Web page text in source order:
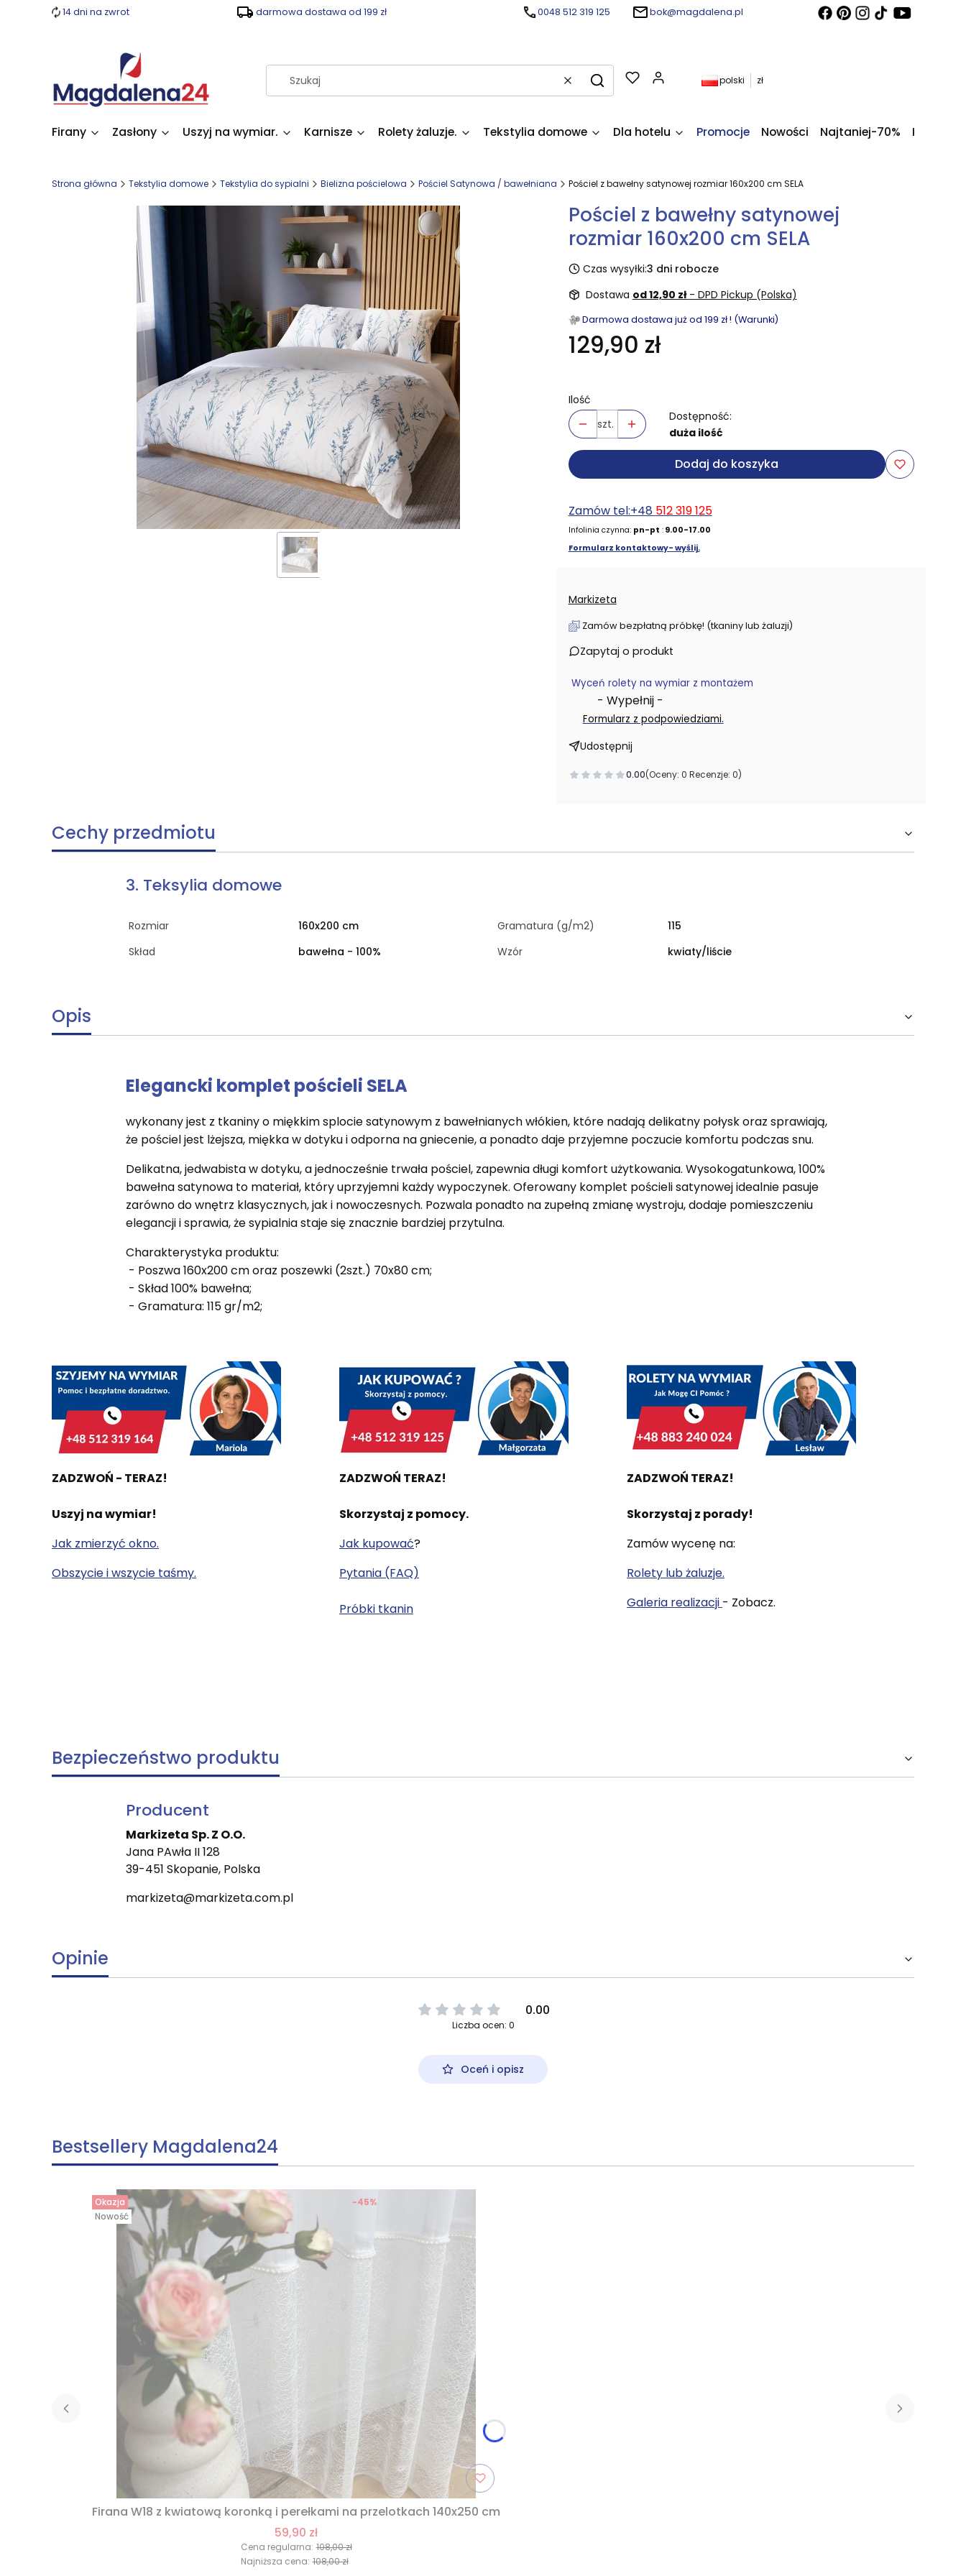
14 dni na zwrot darmowa dostawa od 199 zł 0048 512 319 125 bok@magdalena.pl
WyczyśćSzukaj
Produkty w koszyku: 0. Zobacz szczegóły
polski zł
Firany Zasłony Uszyj na wymiar. Karnisze Rolety żaluzje. Tekstylia domowe Dla hotelu Promocje Nowości Najtaniej-70% Kupony
Strona główna Tekstylia domowe Tekstylia do sypialni Bielizna pościelowa Pościel Satynowa / bawełniana Pościel z bawełny satynowej rozmiar 160x200 cm SELA
Pościel z bawełny satynowej
rozmiar 160x200 cm SELA
Czas wysyłki:3 dni robocze
Dostawa od 12,90 zł - DPD Pickup (Polska)
Darmowa dostawa już od 199 zł ! (Warunki)
129,90 zł
Ilość
szt.
Dostępność:
duża ilość
Dodaj do koszyka
Zamów tel:+48 512 319 125
Infolinia czynna: pn-pt :9.00-17.00
Formularz kontaktowy- wyślij.
Markizeta
Zamów bezpłatną próbkę! (tkaniny lub żaluzji)
Zapytaj o produkt
Wyceń rolety na wymiar z montażem
- Wypełnij -
Formularz z podpowiedziami.
Udostępnij
0.00(Oceny: 0 Recenzje: 0)
Cechy przedmiotu
3. Teksylia domowe
Rozmiar 160x200 cm Gramatura (g/m2)
115
Skład
bawełna - 100% Wzór kwiaty/liście
Opis
Elegancki komplet pościeli SELA
wykonany jest z tkaniny o miękkim splocie satynowym z bawełnianych włókien, które nadają delikatny połysk oraz sprawiają,
że pościel jest lżejsza, miękka w dotyku i odporna na gniecenie, a ponadto daje przyjemne poczucie komfortu podczas snu.
Delikatna, jedwabista w dotyku, a jednocześnie trwała pościel, zapewnia długi komfort użytkowania. Wysokogatunkowa, 100%
bawełna satynowa to materiał, który uprzyjemni każdy wypoczynek. Oferowany komplet pościeli satynowej idealnie pasuje
zarówno do wnętrz klasycznych, jak i nowoczesnych. Pozwala ponadto na zupełną zmianę wystroju, dodaje pomieszczeniu
elegancji i sprawia, że sypialnia staje się znacznie bardziej przytulna.
Charakterystyka produktu:
- Poszwa 160x200 cm oraz poszewki (2szt.) 70x80 cm;
- Skład 100% bawełna;
- Gramatura: 115 gr/m2;
ZADZWOŃ - TERAZ!
Uszyj na wymiar!
Jak zmierzyć okno.
Obszycie i wszycie taśmy.
ZADZWOŃ TERAZ!
Skorzystaj z pomocy.
Jak kupować?
Pytania (FAQ)
Próbki tkanin
ZADZWOŃ TERAZ!
Skorzystaj z porady!
Zamów wycenę na:
Rolety lub żaluzje.
Galeria realizacji - Zobacz.
Bezpieczeństwo produktu
Producent
Markizeta Sp. Z O.O.
Jana PAwła II 128
39-451 Skopanie, Polska
markizeta@markizeta.com.pl
Opinie
0.00
Liczba ocen: 0
Oceń i opisz
Bestsellery Magdalena24
Okazja
Nowość
Firana W18 z kwiatową koronką i perełkami na przelotkach 140x250 cm
59,90 zł
Cena regularna: 108,00 zł
-45%
Najniższa cena: 108,00 zł